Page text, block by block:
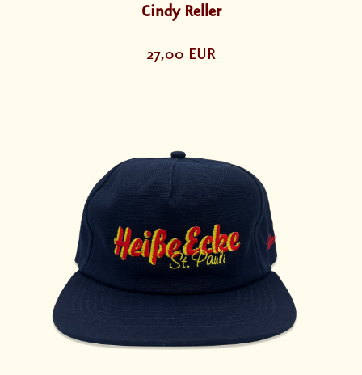
Cindy Reller
27,00 EUR